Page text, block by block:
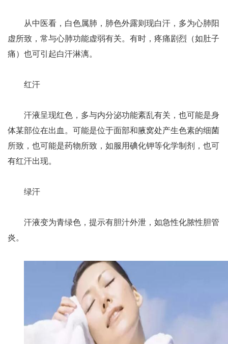
从中医看，白色属肺，肺色外露则现白汗，多为心肺阳
虚所致，常与心肺功能虚弱有关。有时，疼痛剧烈（如肚子
痛）也可引起白汗淋漓。
红汗
汗液呈现红色，多与内分泌功能紊乱有关，也可能是身
体某部位在出血。可能是位于面部和腋窝处产生色素的细菌
所致，也可能是药物所致，如服用碘化钾等化学制剂，也可
有红汗出现。
绿汗
汗液变为青绿色，提示有胆汁外泄，如急性化脓性胆管
炎。